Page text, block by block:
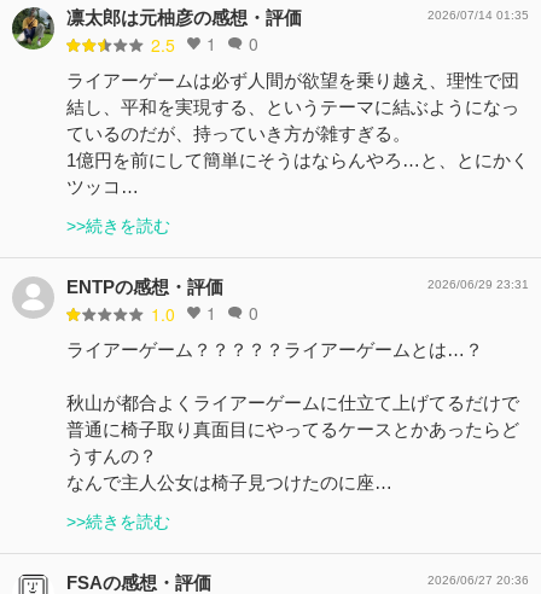
凛太郎は元柚彦の感想・評価
2.5 1 0
2026/07/14 01:35
ライアーゲームは必ず人間が欲望を乗り越え、理性で団
結し、平和を実現する、というテーマに結ぶようになっ
ているのだが、持っていき方が雑すぎる。
1億円を前にして簡単にそうはならんやろ…と、とにかく
ツッコ…
>>続きを読む
ENTPの感想・評価
1.0 1 0
2026/06/29 23:31
ライアーゲーム？？？？？ライアーゲームとは…？
秋山が都合よくライアーゲームに仕立て上げてるだけで
普通に椅子取り真面目にやってるケースとかあったらど
うすんの？
なんで主人公女は椅子見つけたのに座…
>>続きを読む
FSAの感想・評価 2026/06/27 20:36